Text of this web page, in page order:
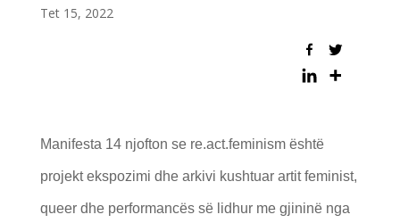
Tet 15, 2022
Manifesta 14 njofton se re.act.feminism është
projekt ekspozimi dhe arkivi kushtuar artit feminist,
queer dhe performancës së lidhur me gjininë nga